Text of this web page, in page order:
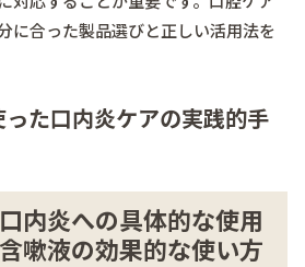
に合った製品選びと正しい活用法を
た口内炎ケアの実践的手
内炎への具体的な使用
嗽液の効果的な使い方